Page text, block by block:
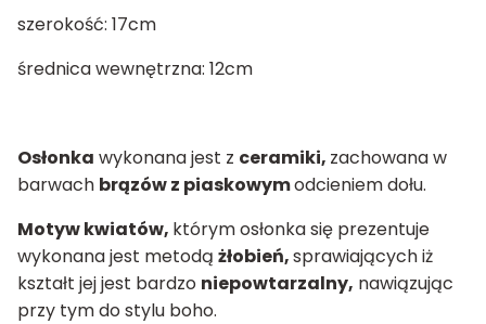
szerokość: 17cm
średnica wewnętrzna: 12cm
Osłonka wykonana jest z ceramiki, zachowana w
barwach brązów z piaskowymodcieniem dołu.
Motyw kwiatów, którym osłonka się prezentuje
wykonana jest metodą żłobień,sprawiających iż
kształt jej jest bardzo niepowtarzalny, nawiązując
przy tym do stylu boho.